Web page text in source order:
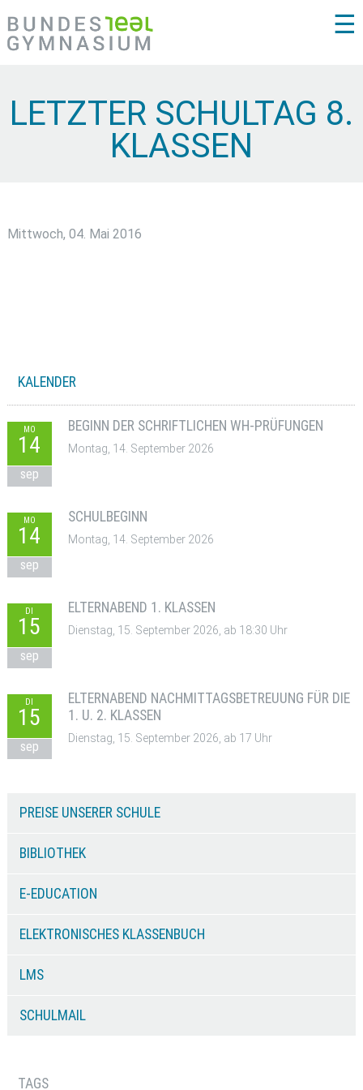
☰
LETZTER SCHULTAG 8.
KLASSEN
Mittwoch, 04. Mai 2016
KALENDER
MO
14
sep
BEGINN DER SCHRIFTLICHEN WH-PRÜFUNGEN
Montag, 14. September 2026
MO
14
sep
SCHULBEGINN
Montag, 14. September 2026
DI
15
sep
ELTERNABEND 1. KLASSEN
Dienstag, 15. September 2026, ab 18:30 Uhr
DI
15
sep
ELTERNABEND NACHMITTAGSBETREUUNG FÜR DIE
1. U. 2. KLASSEN
Dienstag, 15. September 2026, ab 17 Uhr
PREISE UNSERER SCHULE
BIBLIOTHEK
E-EDUCATION
ELEKTRONISCHES KLASSENBUCH
LMS
SCHULMAIL
TAGS